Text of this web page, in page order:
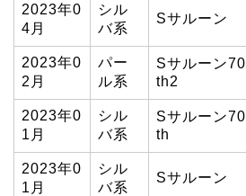
2023年0
4月
シル
バ系
Sサルーン
2023年0
2月
パー
ル系
Sサルーン70
th2
2023年0
1月
シル
バ系
Sサルーン70
th
2023年0
1月
シル
バ系
Sサルーン